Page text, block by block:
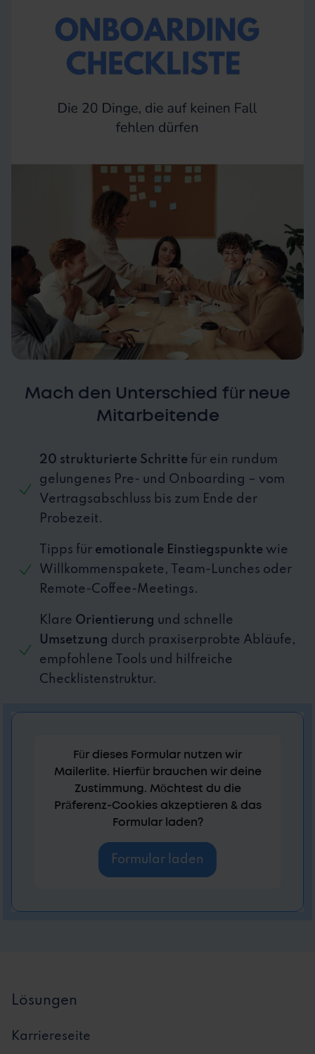
Mach den Unterschied für neue
Mitarbeitende
20 strukturierte Schritte für ein rundum
gelungenes Pre- und Onboarding – vom
Vertragsabschluss bis zum Ende der
Probezeit.
Tipps für emotionale Einstiegspunkte wie
Willkommenspakete, Team-Lunches oder
Remote-Coffee-Meetings.
Klare Orientierung und schnelle
Umsetzung durch praxiserprobte Abläufe,
empfohlene Tools und hilfreiche
Checklistenstruktur.
Für dieses Formular nutzen wir
Mailerlite. Hierfür brauchen wir deine
Zustimmung. Möchtest du die
Präferenz-Cookies akzeptieren & das
Formular laden?
Formular laden
Lösungen
Karriereseite